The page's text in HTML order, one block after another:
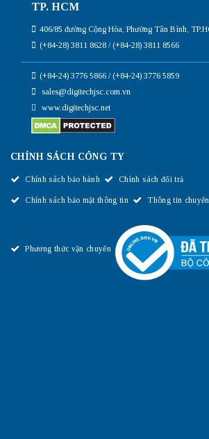
TP. HCM
406/85 đường Cộng Hòa, Phường Tân Bình,
(+84-28) 3811 8628 / (+84-28) 3811 8566
(+84-24) 3776 5866 / (+84-24) 3776 5859
sales@digitechjsc.com.vn
www.digitechjsc.net
CHÍNH SÁCH CÔNG TY
Chính sách bảo hành Chính sách đổi trả
Chính sách bảo mật thông tin Thông tin
Phương thức vận chuyển